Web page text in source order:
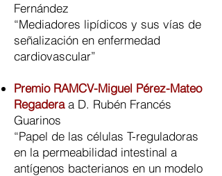
Fernández
“Mediadores lipídicos y sus vías de
señalización en enfermedad
cardiovascular”
Premio RAMCV-Miguel Pérez-Mateo
Regaderaa D. Rubén Francés
Guarinos
“Papel de las células T-reguladoras
en la permeabilidad intestinal a
antígenos bacterianos en un modelo